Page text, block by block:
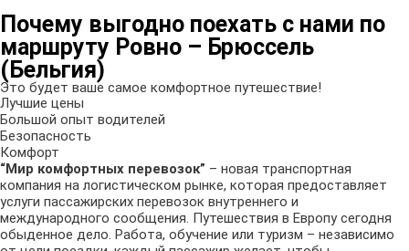
Почему выгодно поехать с нами по
маршруту Ровно – Брюссель
(Бельгия)
Это будет ваше самое комфортное путешествие!
Лучшие цены
Большой опыт водителей
Безопасность
Комфорт
“Мир комфортных перевозок” – новая транспортная
компания на логистическом рынке, которая предоставляет
услуги пассажирских перевозок внутреннего и
международного сообщения. Путешествия в Европу сегодня
обыденное дело. Работа, обучение или туризм – независимо